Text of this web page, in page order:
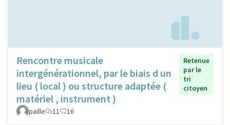
Rencontre musicale
intergénérationnel, par le biais d un
lieu ( local ) ou structure adaptée (
matériel , instrument )
Retenue
par le
tri
citoyen
paille 11 16